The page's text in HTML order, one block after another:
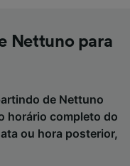
Nettuno para
de Nettuno
horário completo do
ou hora posterior,